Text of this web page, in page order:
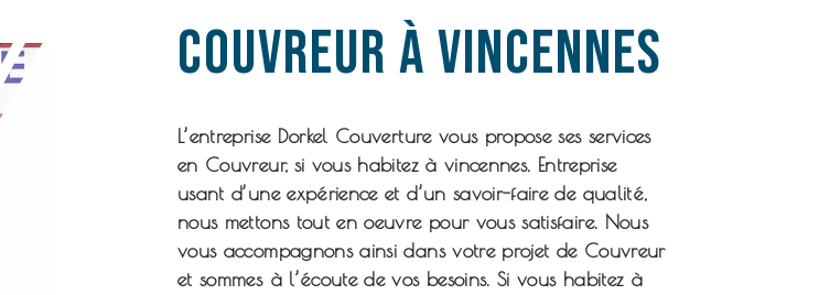
Couvreur à vincennes
L’entreprise Dorkel Couverturevous propose ses services
en Couvreur, si vous habitez à vincennes. Entreprise
usant d’une expérience et d’un savoir-faire de qualité,
nous mettons tout en oeuvre pour vous satisfaire. Nous
vous accompagnons ainsi dans votre projet de Couvreur
et sommes à l’écoute de vos besoins. Si vous habitez à